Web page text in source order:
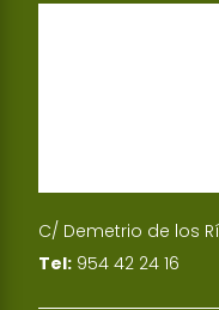
p
I
C/ Demetrio de los
Tel: 954 42 24 16